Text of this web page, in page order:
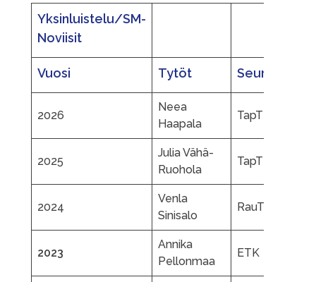
Yksinluistelu/SM-
Noviisit
Vuosi Tytöt Seura
2026
Neea
Haapala
TapTL
2025
Julia Vähä-
Ruohola
TapTL
2024
Venla
Sinisalo
RauTL
2023
Annika
Pellonmaa
ETK